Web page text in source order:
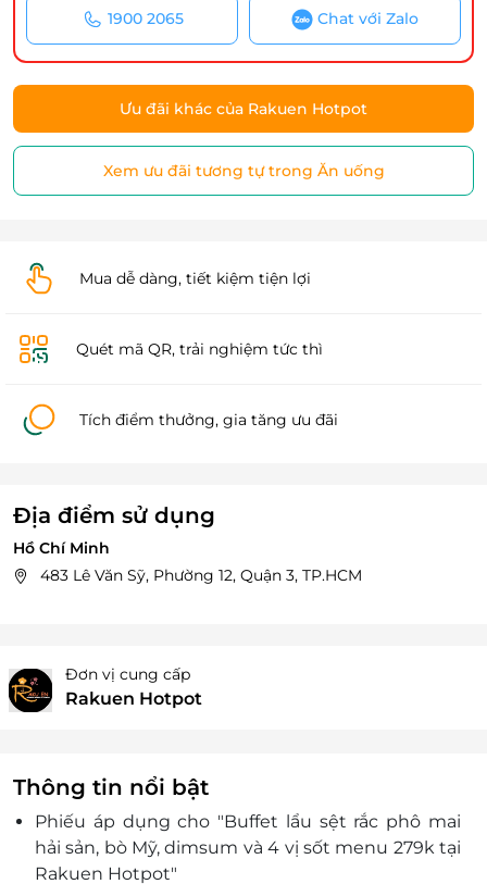
1900 2065 Chat với Zalo
Ưu đãi khác của Rakuen Hotpot
Xem ưu đãi tương tự trong Ăn uống
Mua dễ dàng, tiết kiệm tiện lợi
Quét mã QR, trải nghiệm tức thì
Tích điểm thưởng, gia tăng ưu đãi
Địa điểm sử dụng
Hồ Chí Minh
483 Lê Văn Sỹ, Phường 12, Quận 3, TP.HCM
Đơn vị cung cấp
Rakuen Hotpot
Thông tin nổi bật
Phiếu áp dụng cho "Buffet lẩu sệt rắc phô mai
hải sản, bò Mỹ, dimsum và 4 vị sốt menu 279k tại
Rakuen Hotpot"